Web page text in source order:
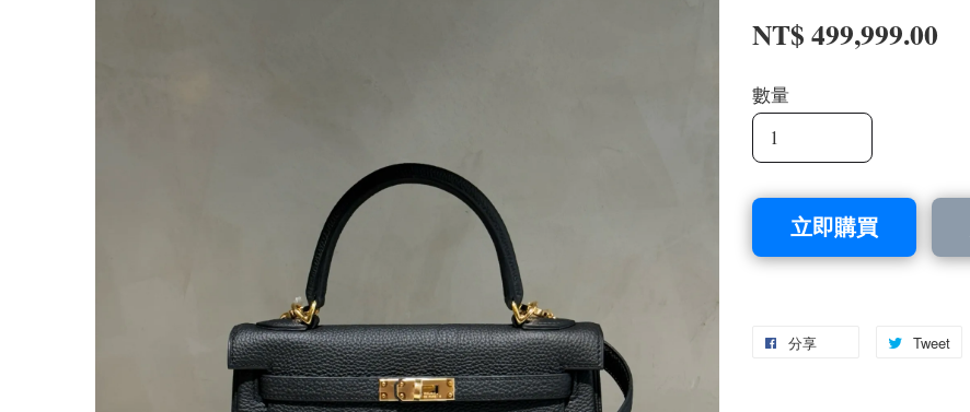
NT$ 499,999.00
數量
立即購買
分享 Tweet